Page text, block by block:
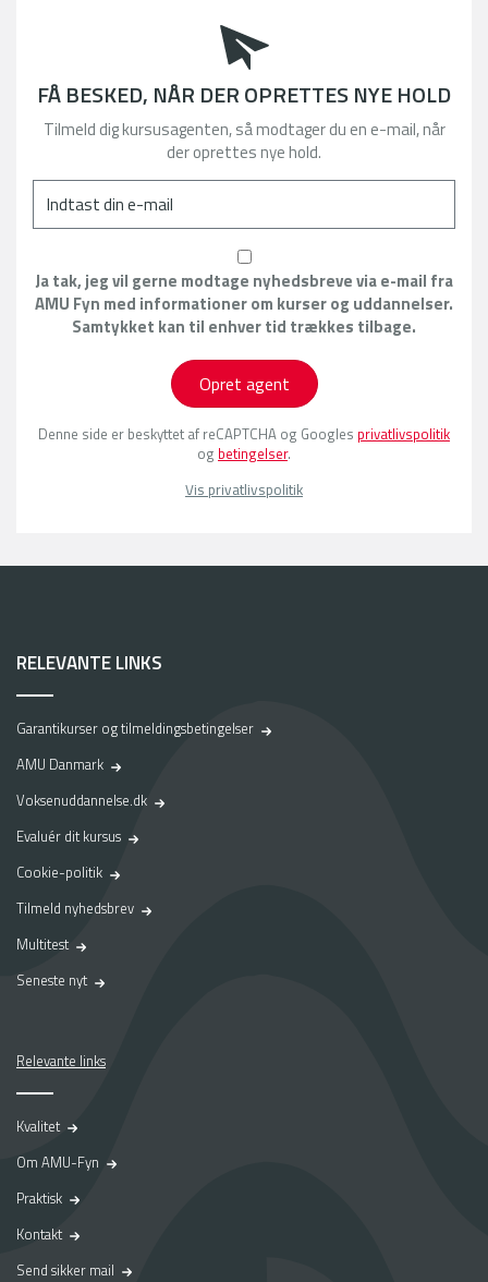
FÅ BESKED, NÅR DER OPRETTES NYE HOLD
Tilmeld dig kursusagenten, så modtager du en e-mail, når
der oprettes nye hold.
Ja tak, jeg vil gerne modtage nyhedsbreve via e-mail fra
AMU Fyn med informationer om kurser og uddannelser.
Samtykket kan til enhver tid trækkes tilbage.
Opret agent
Denne side er beskyttet af reCAPTCHA og Googles privatlivspolitik
og betingelser.
Vis privatlivspolitik
RELEVANTE LINKS
Garantikurser og tilmeldingsbetingelser
AMU Danmark
Voksenuddannelse.dk
Evaluér dit kursus
Cookie-politik
Tilmeld nyhedsbrev
Multitest
Seneste nyt
Relevante links
Kvalitet
Om AMU-Fyn
Praktisk
Kontakt
Send sikker mail